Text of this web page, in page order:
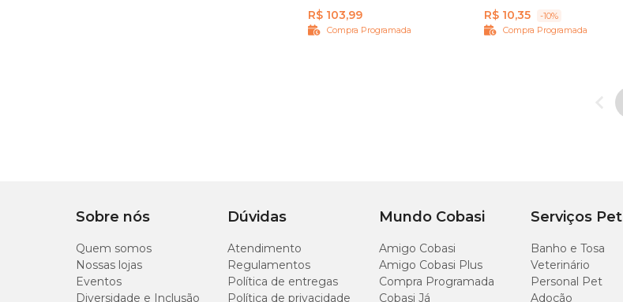
R$ 103,99
Compra Programada
R$ 10,35
-10%
Compra Programada
Sobre nós
Quem somos
Nossas lojas
Eventos
Diversidade e Inclusão
Dúvidas
Atendimento
Regulamentos
Política de entregas
Política de privacidade
Mundo Cobasi
Amigo Cobasi
Amigo Cobasi Plus
Compra Programada
Cobasi Já
Serviços Pet
Banho e Tosa
Veterinário
Personal Pet
Adoção